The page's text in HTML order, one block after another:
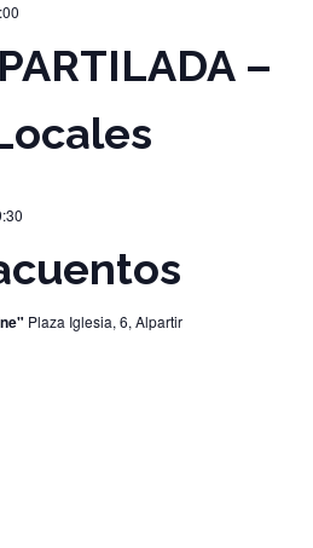
de–
Plaza Iglesia, 6, Alpartir